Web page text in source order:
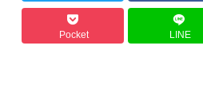
Pocket LINE